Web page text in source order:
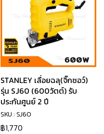
STANLEY เลื่อยฉลุ(จิ๊กซอว์)
รุ่น SJ60 (600วัตต์) รับ
ประกันศูนย์ 2 ปี
SKU : SJ60
฿1,770